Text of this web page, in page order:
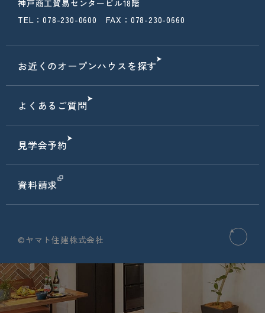
神戸商工貿易センタービル18階
TEL：078-230-0600 FAX：078-230-0660
お近くのオープンハウスを探す
よくあるご質問
見学会予約
資料請求
©ヤマト住建株式会社